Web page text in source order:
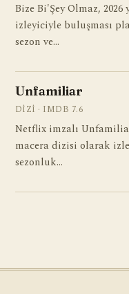
Bize Bi'Şey Olmaz,
izleyiciyle buluşması
sezon ve…
Unfamiliar
DIZI · IMDB 7.6
Netflix imzalı
macera dizisi olarak
sezonluk…